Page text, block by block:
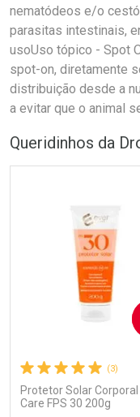
nematódeos e/o
parasitas intestinais,
usoUso tópico - Spot
spot-on, diretamente
distribuição desde a
a evitar que o animal
Queridinhos da
(3)
Protetor Solar Corporal
Care FPS 30 200g
COMPRAR